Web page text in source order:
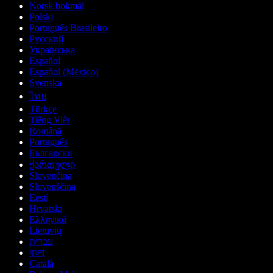
Norsk bokmål
Polski
Português Brasileiro
Русский
Українська
Español
Español (México)
Svenska
ไทย
Türkçe
Tiếng Việt
Română
Português
Български
ქართული
Slovenčina
Slovenščina
Eesti
Hrvatski
Ελληνικά
Lietuvių
עברית
বাংলা
Català